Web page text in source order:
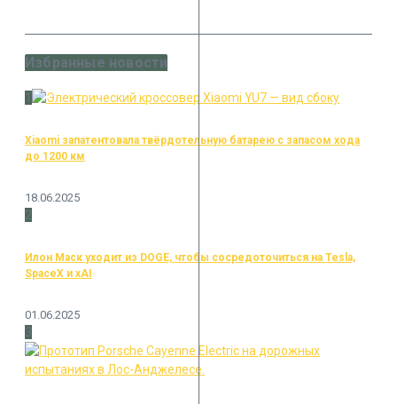
Избранные новости
1
Xiaomi запатентовала твёрдотельную батарею с запасом хода
до 1200 км
18.06.2025
2
Илон Маск уходит из DOGE, чтобы сосредоточиться на Tesla,
SpaceX и xAI
01.06.2025
3